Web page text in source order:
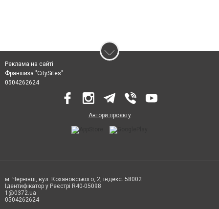
Реклама на сайті
Франшиза "CitySites"
0504262624
Автори проєкту
м. Чернівці, вул. Кохановського, 2, індекс: 58002
Ідентифікатор у Реєстрі R40-05098
1@0372.ua
0504262624